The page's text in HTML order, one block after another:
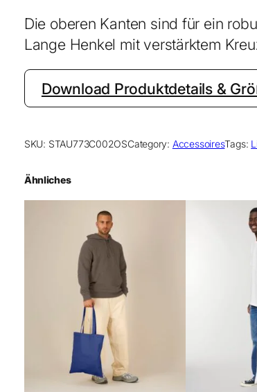
Die oberen Kanten sind für ein
Lange Henkel mit verstärktem
Download Produktdetails &
SKU: STAU773C002OSCategory: AccessoiresTags:
Ähnliches